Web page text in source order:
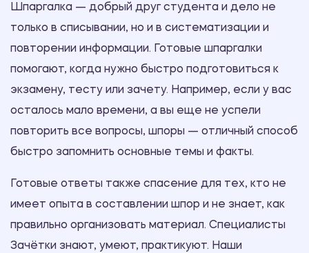
Шпаргалка — добрый друг студента и дело не
только в списывании, но и в систематизации и
повторении информации. Готовые шпаргалки
помогают, когда нужно быстро подготовиться к
экзамену, тесту или зачету. Например, если у вас
осталось мало времени, а вы еще не успели
повторить все вопросы, шпоры — отличный способ
быстро запомнить основные темы и факты.
Готовые ответы также спасение для тех, кто не
имеет опыта в составлении шпор и не знает, как
правильно организовать материал. Специалисты
Зачётки знают, умеют, практикуют. Наши